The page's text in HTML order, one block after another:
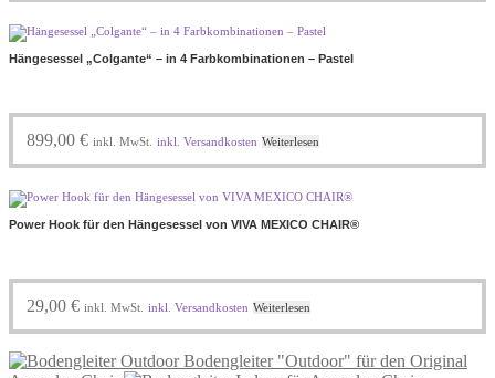
Hängesessel „Colgante“ – in 4 Farbkombinationen – Pastel
899,00 € inkl. MwSt. inkl. Versandkosten Weiterlesen
Power Hook für den Hängesessel von VIVA MEXICO CHAIR®
29,00 € inkl. MwSt. inkl. Versandkosten Weiterlesen
Bodengleiter "Outdoor" für den Original